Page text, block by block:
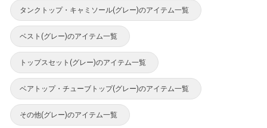
タンクトップ・キャミソール(グレー)のアイテム一覧
ベスト(グレー)のアイテム一覧
トップスセット(グレー)のアイテム一覧
ベアトップ・チューブトップ(グレー)のアイテム一覧
その他(グレー)のアイテム一覧